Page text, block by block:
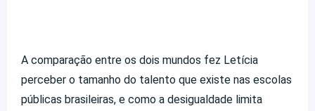
A comparação entre os dois mundos fez Letícia
perceber o tamanho do talento que existe nas escolas
públicas brasileiras, e como a desigualdade limita